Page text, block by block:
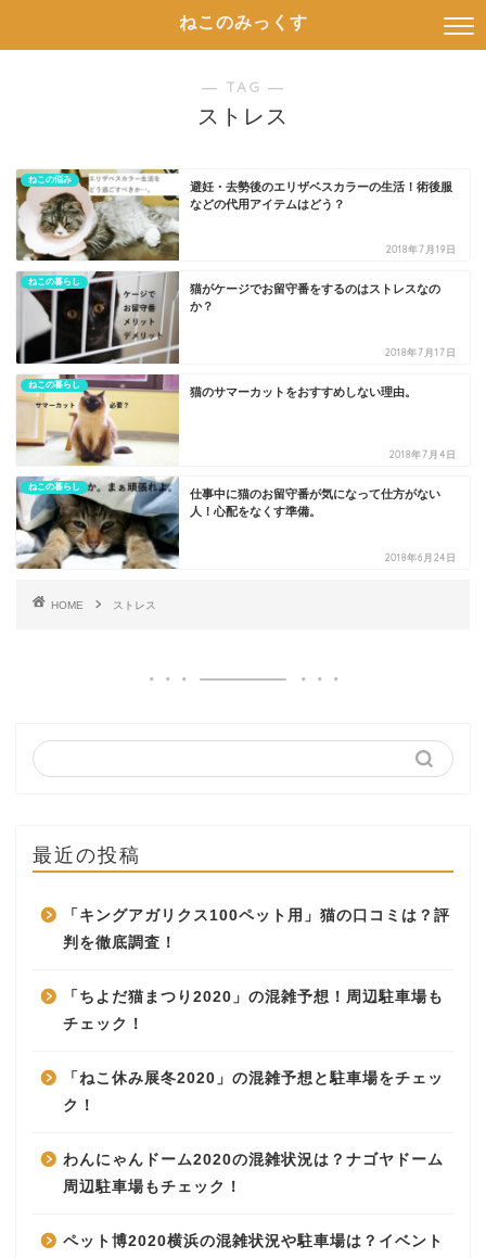
ねこのみっくす
― TAG ―
ストレス
ねこの悩み
避妊・去勢後のエリザベスカラーの生活！術後服
などの代用アイテムはどう？
2018年7月19日
ねこの暮らし
猫がケージでお留守番をするのはストレスなの
か？
2018年7月17日
ねこの暮らし
猫のサマーカットをおすすめしない理由。
2018年7月4日
ねこの暮らし
仕事中に猫のお留守番が気になって仕方がない
人！心配をなくす準備。
2018年6月24日
HOME ストレス
最近の投稿
「キングアガリクス100ペット用」猫の口コミは？評
判を徹底調査！
「ちよだ猫まつり2020」の混雑予想！周辺駐車場も
チェック！
「ねこ休み展冬2020」の混雑予想と駐車場をチェッ
ク！
わんにゃんドーム2020の混雑状況は？ナゴヤドーム
周辺駐車場もチェック！
ペット博2020横浜の混雑状況や駐車場は？イベント